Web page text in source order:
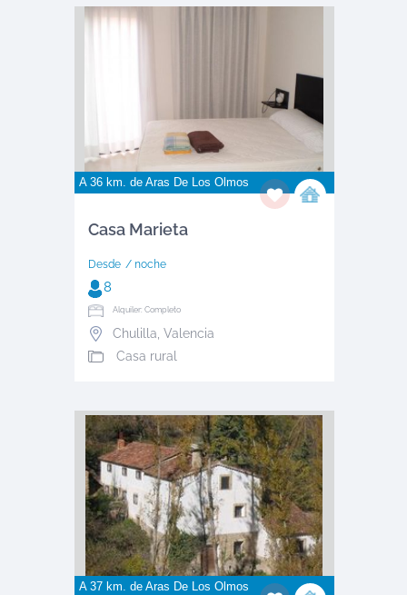
A 36 km. de Aras De Los Olmos
Casa Marieta
Desde / noche
8
Alquiler: Completo
Chulilla Valencia
Casa rural
A 37 km. de Aras De Los Olmos